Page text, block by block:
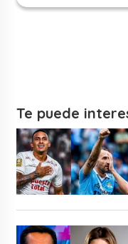
Te puede